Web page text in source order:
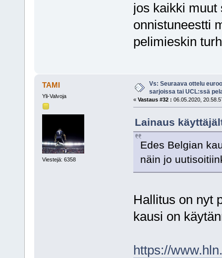
jos kaikki muut
onnistuneestti
pelimieskin
TAMI
Yli-Valvoja
Viestejä: 6358
Vs: Seuraava ottelu
sarjoissa tai UCL:ssä
« Vastaus #32 : 06.05.2020,
Lainaus
Edes Belgian
näin jo
Hallitus on nyt
kausi on
https://